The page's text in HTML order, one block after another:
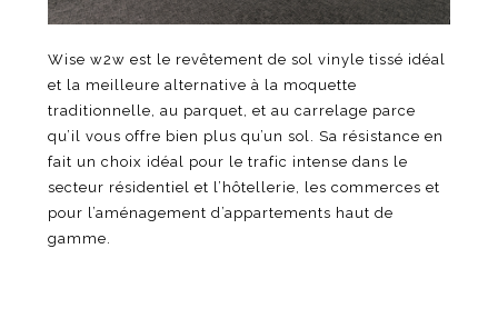
Wise w2w est le revêtement de sol vinyle tissé idéal
et la meilleure alternative à la moquette
traditionnelle, au parquet, et au carrelage parce
qu’il vous offre bien plus qu’un sol. Sa résistance en
fait un choix idéal pour le trafic intense dans le
secteur résidentiel et l’hôtellerie, les commerces et
pour l’aménagement d’appartements haut de
gamme.